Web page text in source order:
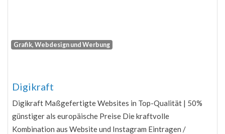
Grafik, Webdesign und Werbung
Digikraft
Digikraft Maßgefertigte Websites in Top-Qualität | 50%
günstiger als europäische Preise Die kraftvolle
Kombination aus Website und Instagram Eintragen /